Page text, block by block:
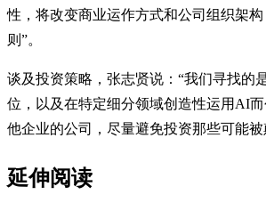
性，将改变商业运作方式和公司组织架
则”。
谈及投资策略，张志贤说：“我们寻找的
位，以及在特定细分领域创造性运用AI
他企业的公司，尽量避免投资那些可能
延伸阅读